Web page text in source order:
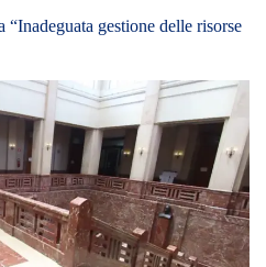
verso lo sciopero: il 15 luglio